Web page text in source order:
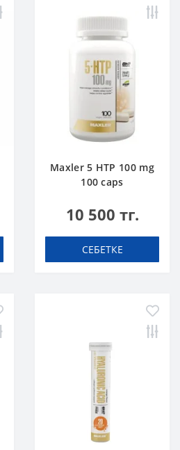
Maxler 5 HTP 100 mg
100 caps
10 500 тг.
СЕБЕТКЕ